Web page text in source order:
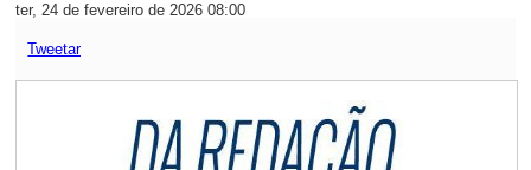
ter, 24 de fevereiro de 2026 08:00
Tweetar